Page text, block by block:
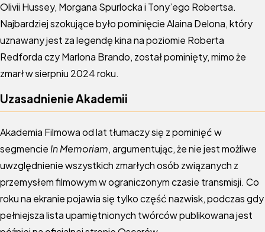
Olivii Hussey, Morgana Spurlocka i Tony’ego Robertsa.
Najbardziej szokujące było pominięcie Alaina Delona, który
uznawany jest za legendę kina na poziomie Roberta
Redforda czy Marlona Brando, został pominięty, mimo że
zmarł w sierpniu 2024 roku.
Uzasadnienie Akademii
Akademia Filmowa od lat tłumaczy się z pominięć w
segmencie In Memoriam, argumentując, że nie jest możliwe
uwzględnienie wszystkich zmarłych osób związanych z
przemysłem filmowym w ograniczonym czasie transmisji. Co
roku na ekranie pojawia się tylko część nazwisk, podczas gdy
pełniejsza lista upamiętnionych twórców publikowana jest